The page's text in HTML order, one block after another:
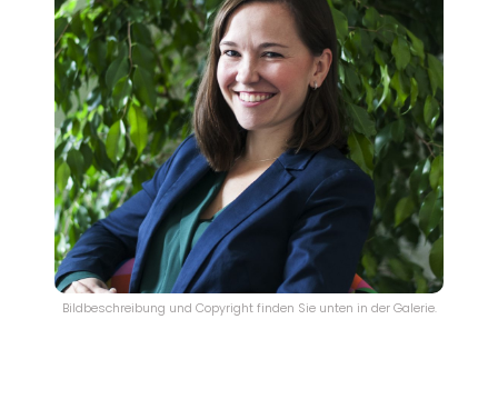
Bildbeschreibung und Copyright finden Sie unten in der Galerie.